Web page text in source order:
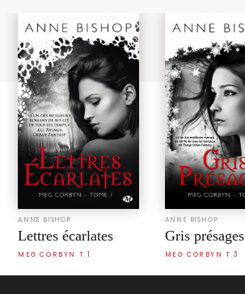
ANNE BISHOP
Lettres écarlates
MEG CORBYN T.1
ANNE BISHOP
Gris présages
MEG CORBYN T.3